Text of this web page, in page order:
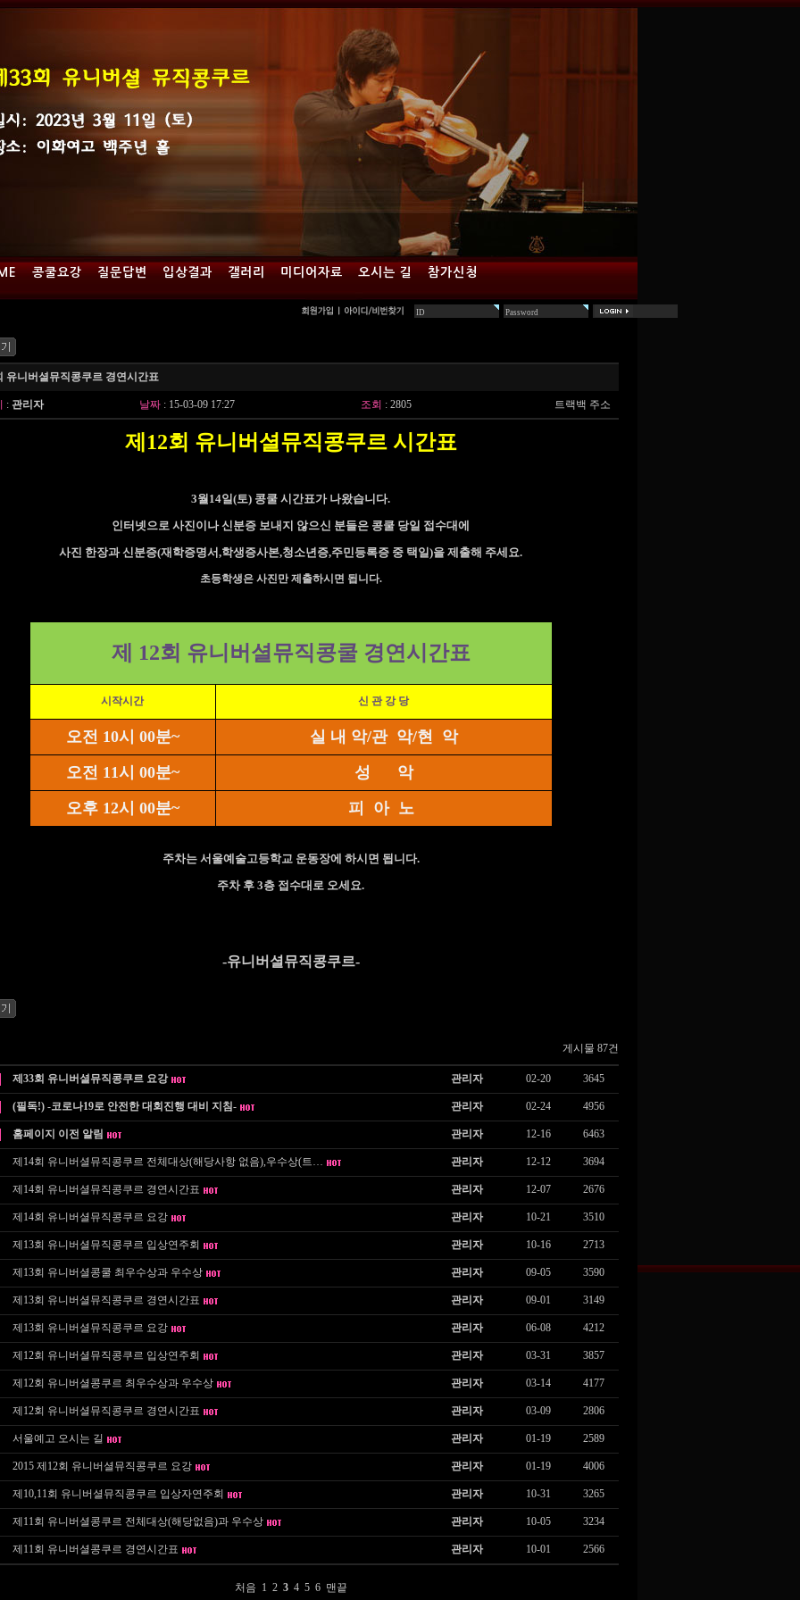
콩쿨요강 질문답변 입상결과 갤러리 미디어자료 오시는 길 참가신청
유니버셜뮤직콩쿠르 경연시간표
: 관리자 날짜: 15-03-09 17:27 조회 : 2805 트랙백 주소
제12회 유니버셜뮤직콩쿠르 시간표
3월14일(토) 콩쿨 시간표가 나왔습니다.
인터넷으로 사진이나 신분증 보내지 않으신 분들은 콩쿨 당일 접수대에
사진 한장과 신분증(재학증명서,학생증사본,청소년증,주민등록증 중 택일)을 제출해 주세요.
초등학생은 사진만 제출하시면 됩니다.
제 12회 유니버셜뮤직콩쿨 경연시간표
시작시간 신 관 강 당
오전 10시 00분~ 실 내 악/관 악/현
악
오전 11시 00분~
성
악
오후 12시 00분~
피 아 노
주차는 서울예술고등학교 운동장에 하시면 됩니다.
주차 후 3층 접수대로 오세요.
-유니버셜뮤직콩쿠르-
게시물 87건
제33회 유니버셜뮤직콩쿠르 요강 관리자 02-20 3645
(필독!) -코로나19로 안전한 대회진행 대비 지침- 관리자 02-24 4956
홈페이지 이전 알림 관리자 12-16 6463
제14회 유니버셜뮤직콩쿠르 전체대상(해당사항 없음),우수상(트… 관리자 12-12 3694
제14회 유니버셜뮤직콩쿠르 경연시간표 관리자 12-07 2676
제14회 유니버셜뮤직콩쿠르 요강 관리자 10-21 3510
제13회 유니버셜뮤직콩쿠르 입상연주회 관리자 10-16 2713
제13회 유니버셜콩쿨 최우수상과 우수상 관리자 09-05 3590
제13회 유니버셜뮤직콩쿠르 경연시간표 관리자 09-01 3149
제13회 유니버셜뮤직콩쿠르 요강 관리자 06-08 4212
제12회 유니버셜뮤직콩쿠르 입상연주회 관리자 03-31 3857
제12회 유니버셜콩쿠르 최우수상과 우수상 관리자 03-14 4177
제12회 유니버셜뮤직콩쿠르 경연시간표 관리자 03-09 2806
서울예고 오시는 길 관리자 01-19 2589
2015 제12회 유니버셜뮤직콩쿠르 요강 관리자 01-19 4006
제10,11회 유니버셜뮤직콩쿠르 입상자연주회 관리자 10-31 3265
제11회 유니버셜콩쿠르 전체대상(해당없음)과 우수상 관리자 10-05 3234
제11회 유니버셜콩쿠르 경연시간표 관리자 10-01 2566
처음 1 2 3 4 5 6 맨끝